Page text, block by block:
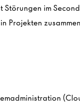
im
Projekten